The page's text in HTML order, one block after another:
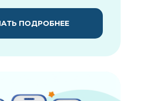
ПОДРОБНЕЕ